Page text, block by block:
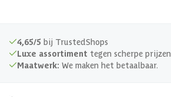
4,65/5 bij TrustedShops
Luxe assortiment tegen scherpe prijzen
Maatwerk: We maken het betaalbaar.